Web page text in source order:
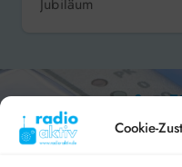
Cookie-
Jubiläum